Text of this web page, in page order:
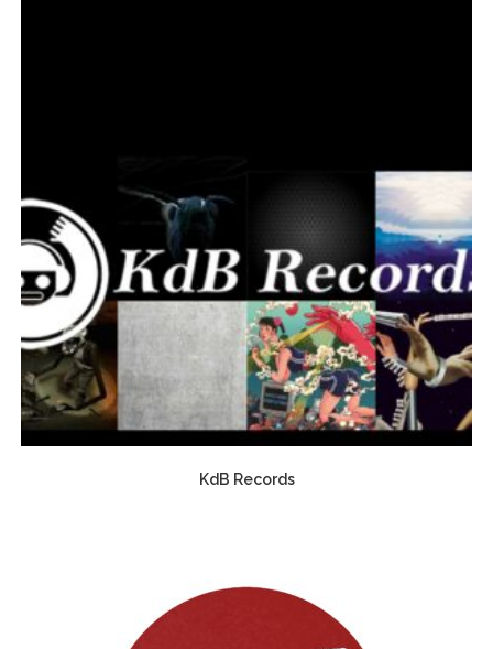
KdB Records